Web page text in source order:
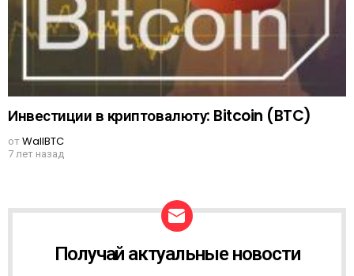
Инвестиции в криптовалюту: Bitcoin (BTC)
отWallBTC
7 лет назад
Получай актуальные новости